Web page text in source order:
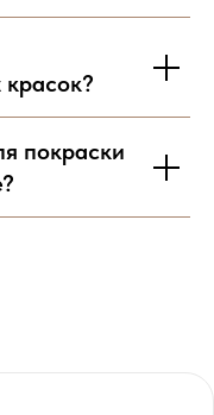
покраски